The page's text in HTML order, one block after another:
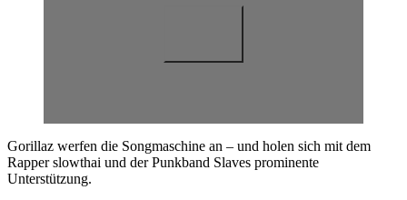
Gorillaz werfen die Songmaschine an – und holen sich mit dem
Rapper slowthai und der Punkband Slaves prominente
Unterstützung.